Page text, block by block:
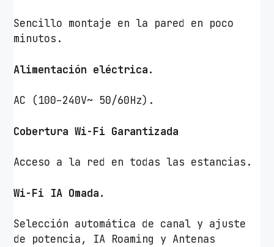
Sencillo montaje en la pared en poco
minutos.
Alimentación eléctrica.
AC (100–240V~ 50/60Hz).
Cobertura Wi-Fi Garantizada
Acceso a la red en todas las estancias.
Wi-Fi IA Omada.
Selección automática de canal y ajuste
de potencia, IA Roaming y Antenas